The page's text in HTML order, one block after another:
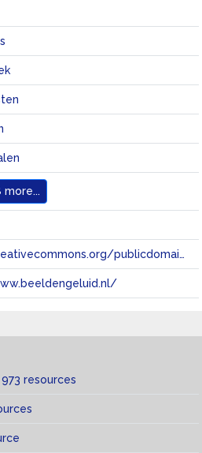
more...
https://creativecommons.org/publicdomain/zero/1.0/
resources